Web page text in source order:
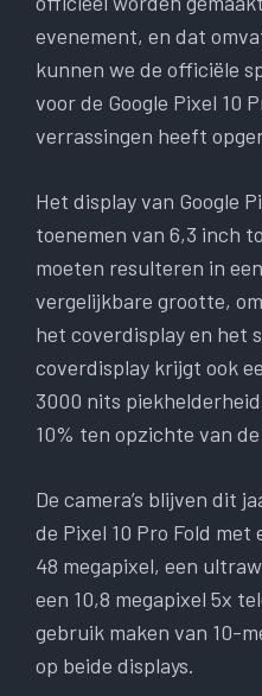
evenement, en dat
kunnen we de officiële
voor de Google Pixel 10
verrassingen heeft
Het display van Google
toenemen van 6,3 inch
moeten resulteren in
vergelijkbare grootte,
het coverdisplay en het
coverdisplay krijgt ook
3000 nits
10% ten opzichte van
De camera’s blijven dit
de Pixel 10 Pro Fold
48 megapixel, een
een 10,8 megapixel 5x
gebruik maken van 10-
op beide displays.